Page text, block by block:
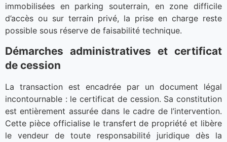
immobilisées en parking souterrain, en zone difficile
d’accès ou sur terrain privé, la prise en charge reste
possible sous réserve de faisabilité technique.
Démarches administratives et certificat
de cession
La transaction est encadrée par un document légal
incontournable : le certificat de cession. Sa constitution
est entièrement assurée dans le cadre de l’intervention.
Cette pièce officialise le transfert de propriété et libère
le vendeur de toute responsabilité juridique dès la